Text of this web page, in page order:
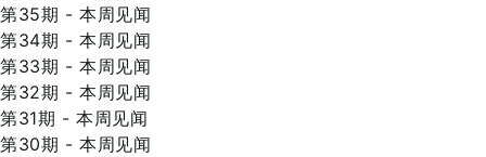
第35期 - 本周见闻
第34期 - 本周见闻
第33期 - 本周见闻
第32期 - 本周见闻
第31期 - 本周见闻
第30期 - 本周见闻